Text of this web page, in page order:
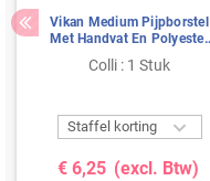
Vikan Medium Pijpborstel
Met Handvat En Polyester
Vezels ø50x510mm Groen
Colli : 1 Stuk
Staffel korting 
€ 6,25 (excl. Btw)